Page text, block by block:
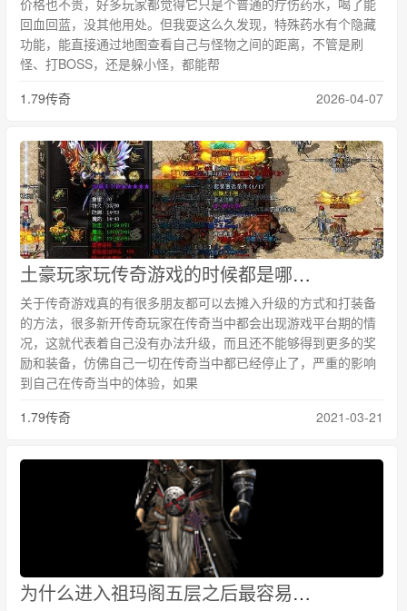
价格也不贵，好多玩家都觉得它只是个普通的疗伤药水，喝了能
回血回蓝，没其他用处。但我耍这么久发现，特殊药水有个隐藏
功能，能直接通过地图查看自己与怪物之间的距离，不管是刷
怪、打BOSS，还是躲小怪，都能帮
1.79传奇
2026-04-07
土豪玩家玩传奇游戏的时候都是哪些方法升级今日探讨
关于传奇游戏真的有很多朋友都可以去摊入升级的方式和打装备
的方法，很多新开传奇玩家在传奇当中都会出现游戏平台期的情
况，这就代表着自己没有办法升级，而且还不能够得到更多的奖
励和装备，仿佛自己一切在传奇当中都已经停止了，严重的影响
到自己在传奇当中的体验，如果
1.79传奇
2021-03-21
为什么进入祖玛阁五层之后最容易让人迷路